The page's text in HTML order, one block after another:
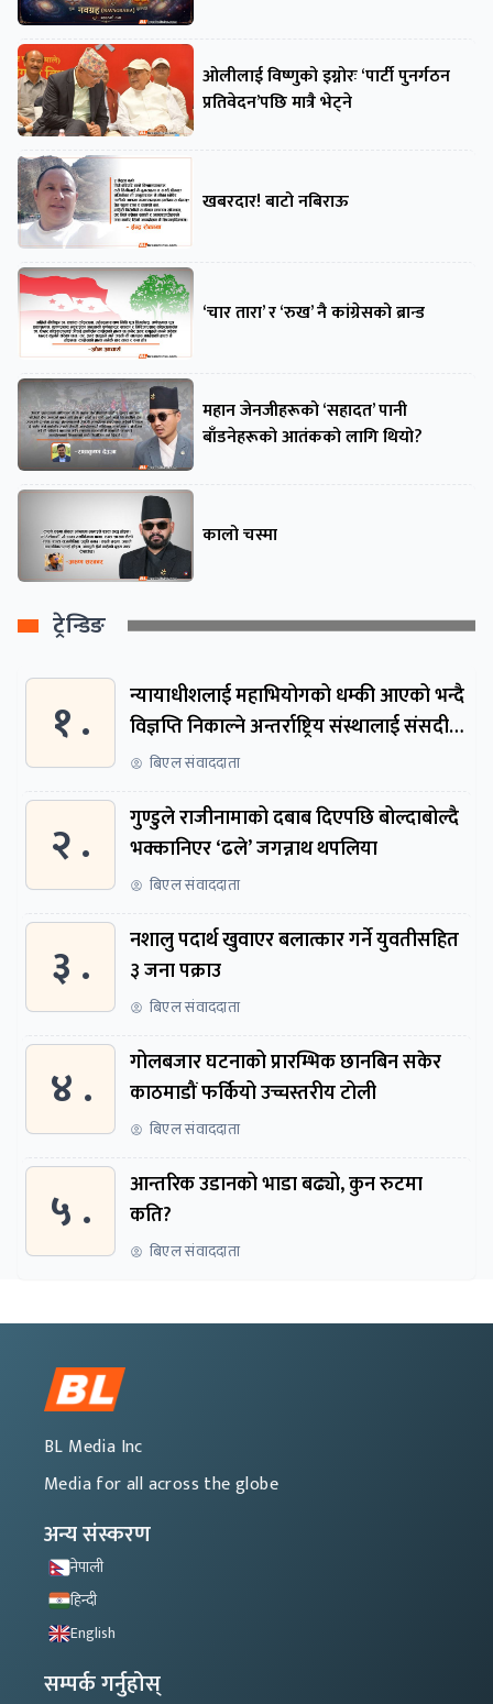
ओलीलाई विष्णुको इग्नोरः ‘पार्टी पुनर्गठन
प्रतिवेदन’पछि मात्रै भेट्ने
खबरदार! बाटो नबिराऊ
‘चार तारा’ र ‘रुख’ नै कांग्रेसको ब्रान्ड
महान जेनजीहरूको ‘सहादत’ पानी
बाँडनेहरूको आतंकको लागि थियो?
कालो चस्मा
ट्रेन्डिङ
१ .
न्यायाधीशलाई महाभियोगको धम्की आएको भन्दै
विज्ञप्ति निकाल्ने अन्तर्राष्ट्रिय संस्थालाई संसदीय
समितिमा बोलाइयो
बिएल संवाददाता
२ .
गुण्डुले राजीनामाको दबाब दिएपछि बोल्दाबोल्दै
भक्कानिएर ‘ढले’ जगन्नाथ थपलिया
बिएल संवाददाता
३ .
नशालु पदार्थ खुवाएर बलात्कार गर्ने युवतीसहित
३ जना पक्राउ
बिएल संवाददाता
४ .
गोलबजार घटनाको प्रारम्भिक छानबिन सकेर
काठमाडौं फर्कियो उच्चस्तरीय टोली
बिएल संवाददाता
५ .
आन्तरिक उडानको भाडा बढ्यो, कुन रुटमा
कति?
बिएल संवाददाता
BL Media Inc
Media for all across the globe
अन्य संस्करण
नेपाली
हिन्दी
English
सम्पर्क गर्नुहोस्